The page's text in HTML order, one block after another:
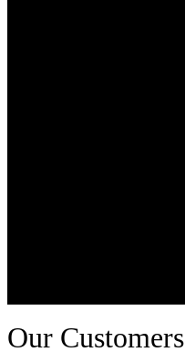
Our Customers